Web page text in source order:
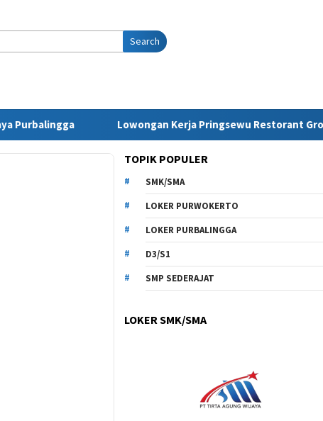
Search
Lowongan Kerja Pringsewu Restorant Group
TOPIK POPULER
SMK/SMA
LOKER PURWOKERTO
LOKER PURBALINGGA
D3/S1
SMP SEDERAJAT
LOKER SMK/SMA